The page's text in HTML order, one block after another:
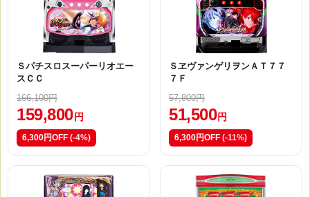
Ｓパチスロスーパーリオエー
スＣＣ
166,100円
159,800円
6,300円OFF (-4%)
ＳヱヴァンゲリヲンＡＴ７７
７Ｆ
57,800円
51,500円
6,300円OFF (-11%)